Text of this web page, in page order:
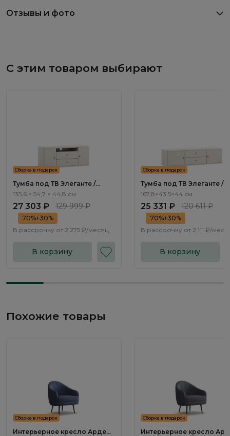
Отзывы и фото
С этим товаром выбирают
Сборка в подарок
Тумба под ТВ Элеганте /
Elegante LE6602.1
135,6 × 54,7 × 44,8 см
27 303 ₽ 129 999 ₽
70%+30%
В рассрочку от 2 275 ₽/месяц
В корзину
Сборка в подарок
Тумба под ТВ Элеганте /
Elegante LE6604.1
167,8×43,5×44 см
25 331 ₽ 120 611 ₽
70%+30%
В рассрочку от 2 111 ₽/
В корзину
Похожие товары
Сборка в подарок
Интерьерное кресло Арден /
Сборка в подарок
Интерьерное кресло